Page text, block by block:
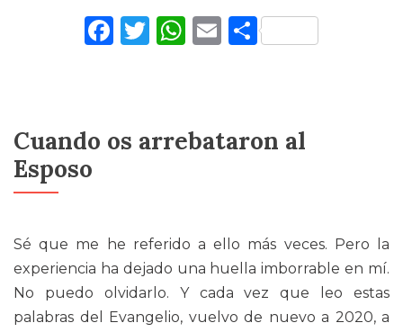
Facebook
Twitter
WhatsApp
Email
Cuando os arrebataron al
Esposo
Sé que me he referido a ello más veces. Pero la
experiencia ha dejado una huella imborrable en mí.
No puedo olvidarlo. Y cada vez que leo estas
palabras del Evangelio, vuelvo de nuevo a 2020, a